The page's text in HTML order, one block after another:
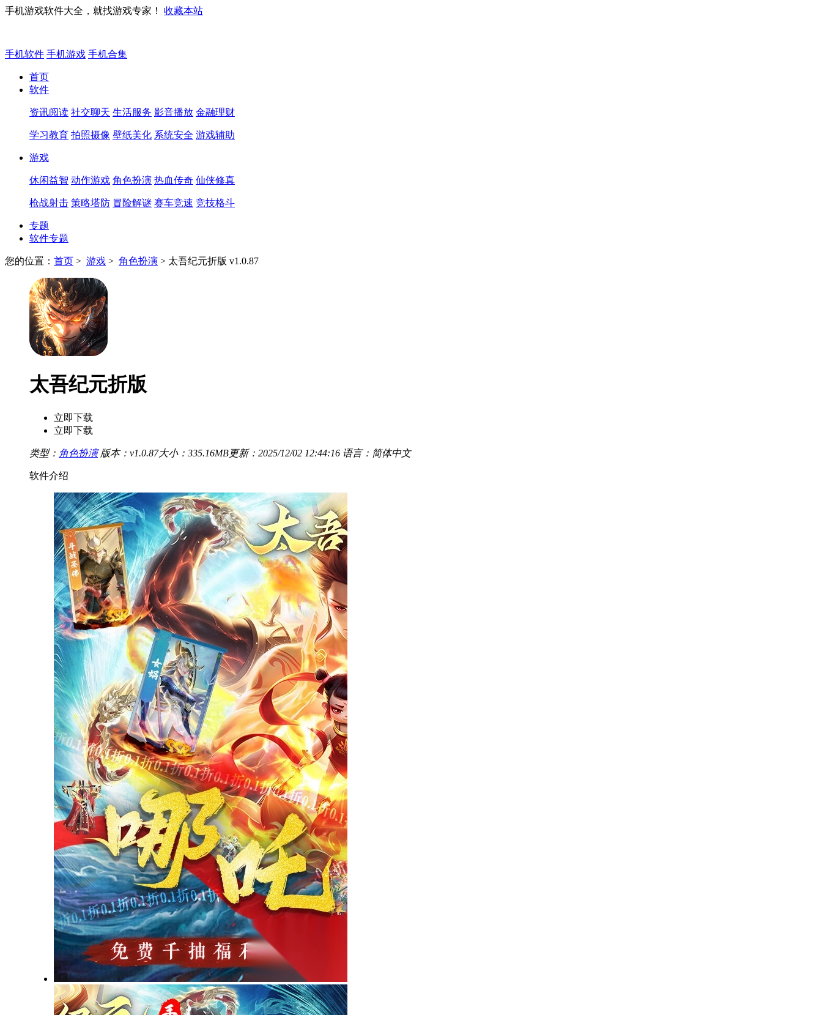
手机游戏软件大全，就找游戏专家！ 收藏本站
手机软件 手机游戏 手机合集
首页
软件
资讯阅读 社交聊天 生活服务 影音播放 金融理财
学习教育 拍照摄像 壁纸美化 系统安全 游戏辅助
游戏
休闲益智 动作游戏 角色扮演 热血传奇 仙侠修真
枪战射击 策略塔防 冒险解谜 赛车竞速 竞技格斗
专题
软件专题
您的位置： 首页 > 游戏 > 角色扮演 > 太吾纪元折版 v1.0.87
太吾纪元折版
立即下载
立即下载
类型： 角色扮演 版本：v1.0.87大小：335.16MB更新：2025/12/02 12:44:16 语言：简体中文
软件介绍